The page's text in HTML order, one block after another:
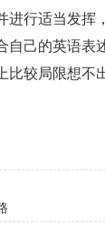
行适当发挥
己的英语表
较局限想不